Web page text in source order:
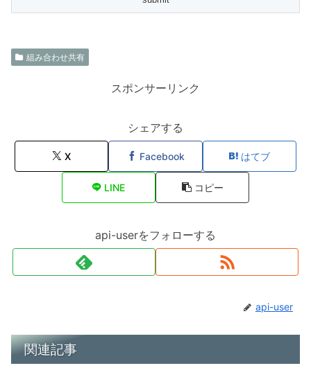
組み合わせ共有
スポンサーリンク
シェアする
X Facebook はてブ
LINE コピー
api-userをフォローする
api-user
関連記事